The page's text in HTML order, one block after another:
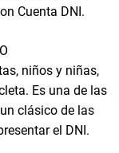
Cuenta DNI.
niños y niñas,
Es una de las
clásico de las
el DNI.